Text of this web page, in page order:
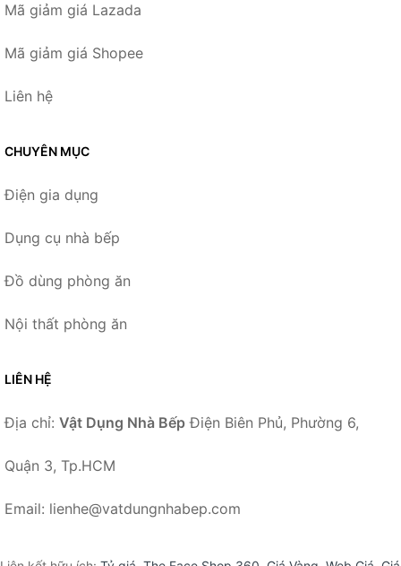
Mã giảm giá Lazada
Mã giảm giá Shopee
Liên hệ
CHUYÊN MỤC
Điện gia dụng
Dụng cụ nhà bếp
Đồ dùng phòng ăn
Nội thất phòng ăn
LIÊN HỆ
Địa chỉ: Vật Dụng Nhà Bếp Điện Biên Phủ, Phường 6,
Quận 3, Tp.HCM
Email: lienhe@vatdungnhabep.com